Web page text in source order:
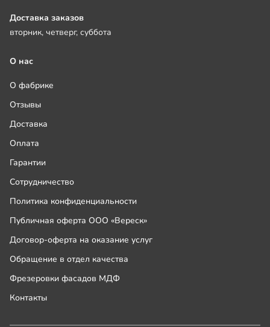
Доставка заказов
вторник, четверг, суббота
О нас
О фабрике
Отзывы
Доставка
Оплата
Гарантии
Сотрудничество
Политика конфиденциальности
Публичная оферта ООО «Вереск»
Договор-оферта на оказание услуг
Обращение в отдел качества
Фрезеровки фасадов МДФ
Контакты